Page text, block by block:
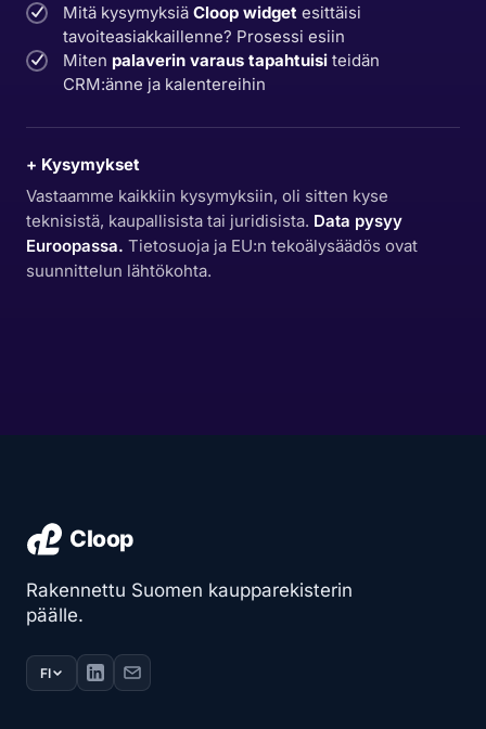
Mitä kysymyksiä Cloop widget esittäisi
tavoiteasiakkaillenne? Prosessi esiin
Miten palaverin varaus tapahtuisi teidän
CRM:änne ja kalentereihin
+ Kysymykset
Vastaamme kaikkiin kysymyksiin, oli sitten kyse
teknisistä, kaupallisista tai juridisista. Data pysyy
Euroopassa. Tietosuoja ja EU:n tekoälysäädös ovat
suunnittelun lähtökohta.
Rakennettu Suomen kaupparekisterin
päälle.
FI